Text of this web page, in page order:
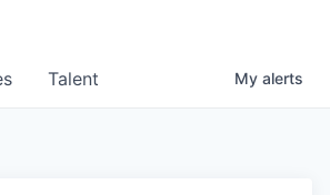
Talent My alerts